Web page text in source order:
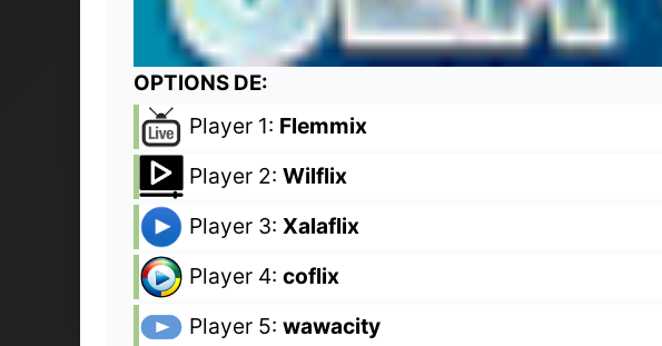
OPTIONS DE:
Player 1: Flemmix
Player 2: Wilflix
Player 3: Xalaflix
Player 4: coflix
Player 5: wawacity